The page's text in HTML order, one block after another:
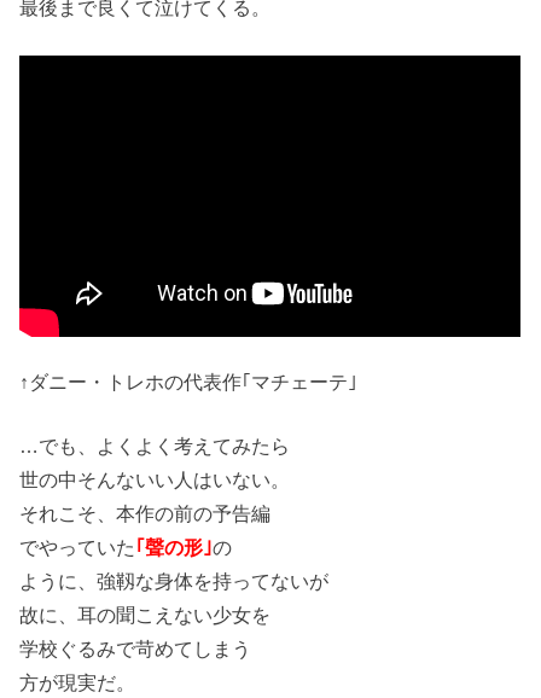
最後まで良くて泣けてくる。
↑ダニー・トレホの代表作｢マチェーテ｣
…でも、よくよく考えてみたら
世の中そんないい人はいない。
それこそ、本作の前の予告編
でやっていた ｢聲の形｣の
ように、強靱な身体を持ってないが
故に、耳の聞こえない少女を
学校ぐるみで苛めてしまう
方が現実だ。